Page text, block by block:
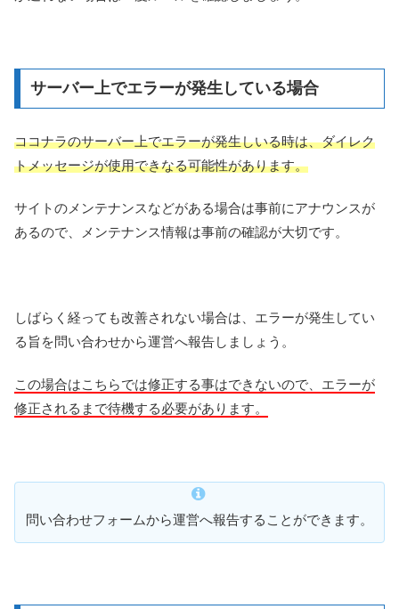
サーバー上でエラーが発生している場合
ココナラのサーバー上でエラーが発生しいる時は、ダイレク
トメッセージが使用できなる可能性があります。
サイトのメンテナンスなどがある場合は事前にアナウンスが
あるので、メンテナンス情報は事前の確認が大切です。
しばらく経っても改善されない場合は、エラーが発生してい
る旨を問い合わせから運営へ報告しましょう。
この場合はこちらでは修正する事はできないので、エラーが
修正されるまで待機する必要があります。
問い合わせフォームから運営へ報告することができます。